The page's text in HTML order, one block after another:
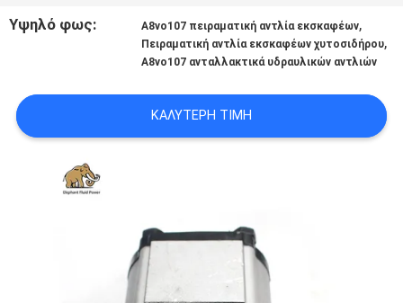
ΠΕΡΙΠΤΏΣΕΙΣ
PRIVACY
POLICY
Υψηλό φως: A8vo107 πειραματική αντλία εκσκαφέων,
Πειραματική αντλία εκσκαφέων χυτοσιδήρου,
A8vo107 ανταλλακτικά υδραυλικών αντλιών
ΚΑΛΎΤΕΡΗ ΤΙΜΉ